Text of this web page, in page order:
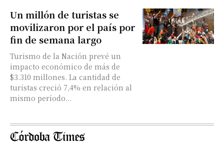
Un millón de turistas se
movilizaron por el país por
fin de semana largo
Turismo de la Nación prevé un
impacto económico de más de
$3.310 millones. La cantidad de
turistas creció 7,4% en relación al
mismo período...